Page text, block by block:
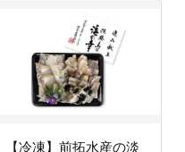
【冷凍】前拓水産の淡